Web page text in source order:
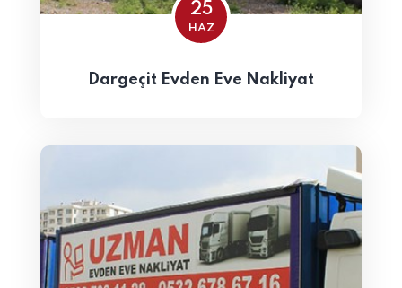
25
HAZ
Dargeçit Evden Eve Nakliyat